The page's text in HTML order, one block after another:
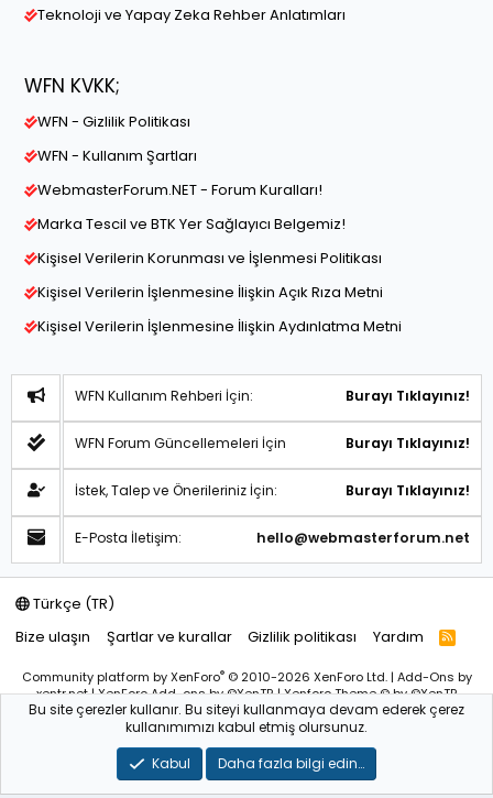
Teknoloji ve Yapay Zeka Rehber Anlatımları
WFN KVKK;
WFN - Gizlilik Politikası
WFN - Kullanım Şartları
WebmasterForum.NET - Forum Kuralları!
Marka Tescil ve BTK Yer Sağlayıcı Belgemiz!
Kişisel Verilerin Korunması ve İşlenmesi Politikası
Kişisel Verilerin İşlenmesine İlişkin Açık Rıza Metni
Kişisel Verilerin İşlenmesine İlişkin Aydınlatma Metni
WFN Kullanım Rehberi İçin: Burayı Tıklayınız!
WFN Forum Güncellemeleri İçin Burayı Tıklayınız!
İstek, Talep ve Önerileriniz İçin: Burayı Tıklayınız!
E-Posta İletişim: hello@webmasterforum.net
Türkçe (TR)
Bize ulaşın
Şartlar ve kurallar Gizlilik politikası Yardım
R
S
Community platform by XenForo® © 2010-2026 XenForo Ltd.| Add-Ons by
xentr.net |XenForo Add-onsby ©XenTR|Xenforo Theme© by ©XenTR
Sitemiz bünyesindeki içerikleri izinsiz kullananlar hakkında T.C.K
kanun ve yönetmeliklerine göre yasal işlem başlatılacağını
alandan yazılı olarak beyan ederiz!
WebmasterForum.NET – Tüm Hakları Saklıdır © 2025-2026
Bu site çerezler kullanır. Bu siteyi kullanmaya devam ederek çerez
kullanımımızı kabul etmiş olursunuz.
Kabul
Daha fazla bilgi edin…